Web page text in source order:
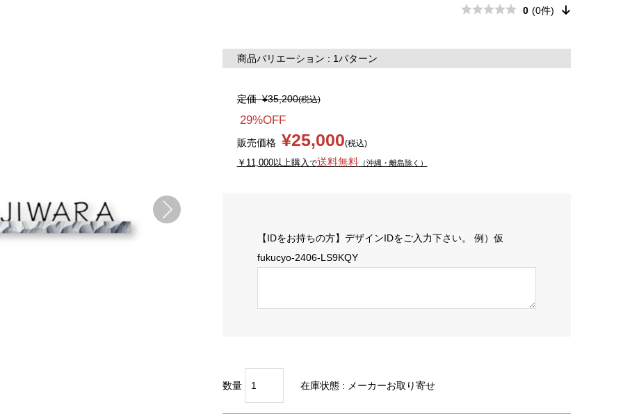
0 (0件)
商品バリエーション : 1パターン
定価¥35,200(税込)
29%OFF
販売価格 ¥25,000(税込)
￥11,000以上購入で送料無料（沖縄・離島除く）
【IDをお持ちの方】デザインIDをご入力下さい。 例）仮
fukucyo-2406-LS9KQY
数量 在庫状態 : メーカーお取り寄せ